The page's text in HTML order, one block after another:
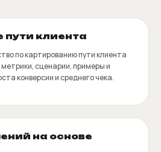
пути клиента
по картированию пути клиента
сценарии, примеры и
конверсии и среднего чека.
на основе